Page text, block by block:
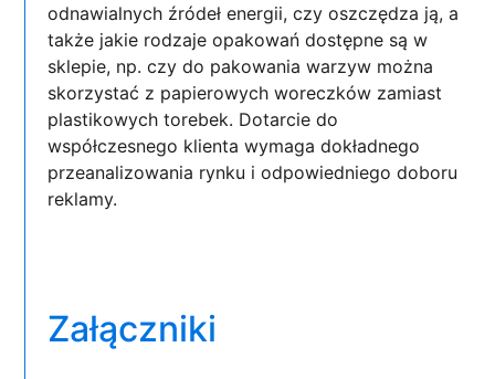
odnawialnych źródeł energii, czy oszczędza ją, a
także jakie rodzaje opakowań dostępne są w
sklepie, np. czy do pakowania warzyw można
skorzystać z papierowych woreczków zamiast
plastikowych torebek. Dotarcie do
współczesnego klienta wymaga dokładnego
przeanalizowania rynku i odpowiedniego doboru
reklamy.
Załączniki